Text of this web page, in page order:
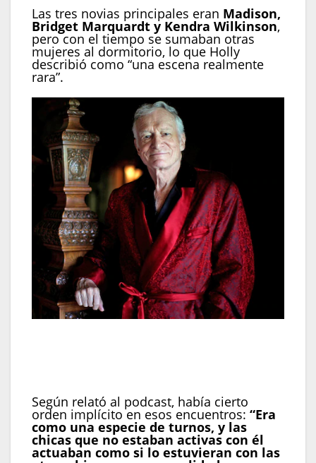
Las tres novias principales eran Madison,
Bridget Marquardt y Kendra Wilkinson,
pero con el tiempo se sumaban otras
mujeres al dormitorio, lo que Holly
describió como “una escena realmente
rara”.
Según relató al podcast, había cierto
orden implícito en esos encuentros: “Era
como una especie de turnos, y las
chicas que no estaban activas con él
actuaban como si lo estuvieran con las